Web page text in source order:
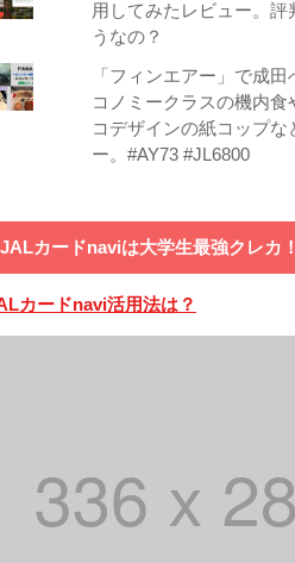
用してみたレビュー。評
うなの？
「フィンエアー」で成田
コノミークラスの機内食
コデザインの紙コップな
ー。#AY73 #JL6800
JALカードnaviは大学生最強クレカ！
カードnavi活用法は？